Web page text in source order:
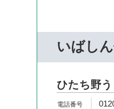
いばし
ひたち野